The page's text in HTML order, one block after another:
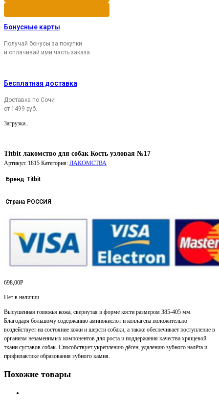
Бонусные карты
Получай бонусы за покупки
и оплачивай ими часть заказа
Бесплатная доставка
Доставка по Сочи
от 1499 руб.
Загрузка...
Titbit лакомство для собак Кость узловая №17
Артикул: 1815 Категория: ЛАКОМСТВА
Бренд Titbit
Страна РОССИЯ
698,00Р
Нет в наличии
Высушенная говяжья кожа, свернутая в форме кости размером 385-405 мм.
Благодаря большому содержанию аминокислот и коллагена положительно
воздействует на состояние кожи и шерсти собаки, а также обеспечивает поступление в
организм незаменимых компонентов для роста и поддержания качества хрящевой
ткани суставов собак. Способствует укреплению дёсен, удалению зубного налёта и
профилактике образования зубного камня.
Похожие товары